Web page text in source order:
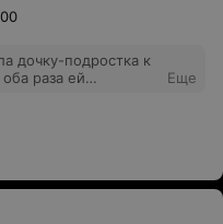
дочку-подростка к
раза ей
что
Еще